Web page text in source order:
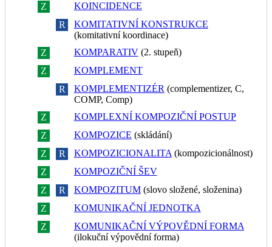
Z
KOINCIDENCE
R
KOMITATIVNÍ KONSTRUKCE
(komitativní koordinace)
Z
KOMPARATIV(2. stupeň)
Z
KOMPLEMENT
R KOMPLEMENTIZÉR (complementizer, C,
COMP, Comp)
Z
KOMPLEXNÍ KOMPOZIČNÍ POSTUP
Z
KOMPOZICE (skládání)
Z
R KOMPOZICIONALITA (kompozicionálnost)
Z
KOMPOZIČNÍ ŠEV
Z
R KOMPOZITUM(slovo složené, složenina)
Z
KOMUNIKAČNÍ JEDNOTKA
Z
KOMUNIKAČNÍ VÝPOVĚDNÍ FORMA
(ilokuční výpovědní forma)